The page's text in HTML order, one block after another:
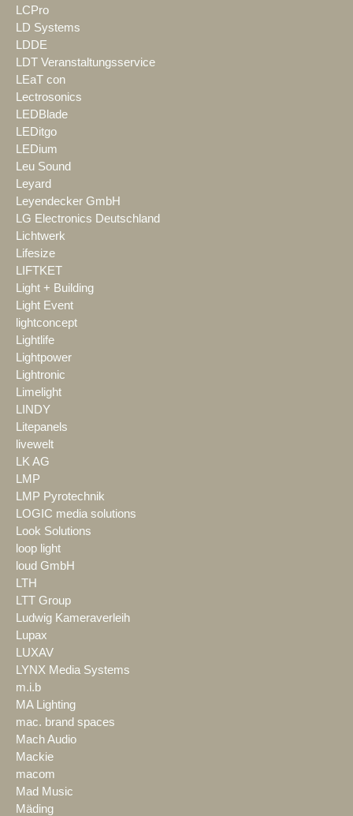
LCPro
LD Systems
LDDE
LDT Veranstaltungsservice
LEaT con
Lectrosonics
LEDBlade
LEDitgo
LEDium
Leu Sound
Leyard
Leyendecker GmbH
LG Electronics Deutschland
Lichtwerk
Lifesize
LIFTKET
Light + Building
Light Event
lightconcept
Lightlife
Lightpower
Lightronic
Limelight
LINDY
Litepanels
livewelt
LK AG
LMP
LMP Pyrotechnik
LOGIC media solutions
Look Solutions
loop light
loud GmbH
LTH
LTT Group
Ludwig Kameraverleih
Lupax
LUXAV
LYNX Media Systems
m.i.b
MA Lighting
mac. brand spaces
Mach Audio
Mackie
macom
Mad Music
Mäding